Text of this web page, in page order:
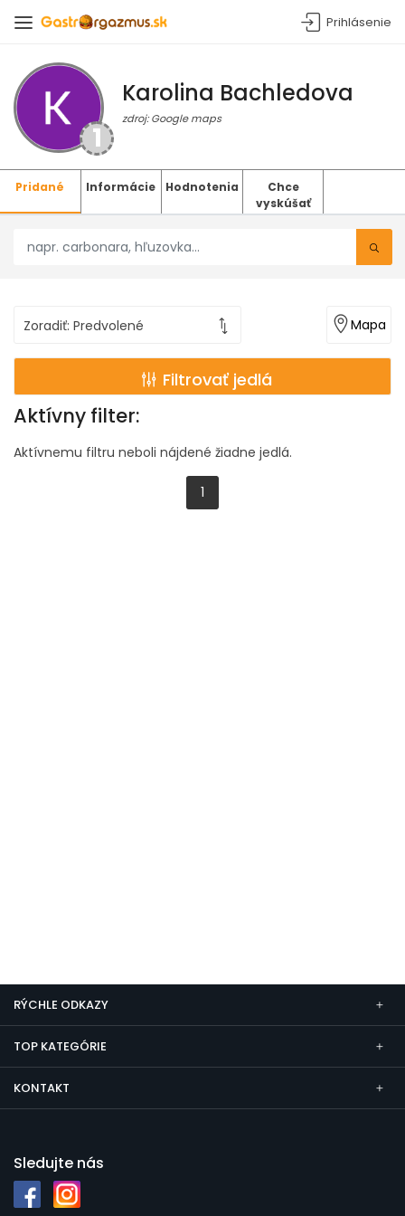
Prihlásenie
1
Karolina Bachledova
zdroj: Google maps
Pridané Informácie Hodnotenia
Chce
vyskúšať
Mapa
Filtrovať jedlá
Aktívny filter:
Aktívnemu filtru neboli nájdené žiadne jedlá.
1
RÝCHLE ODKAZY
TOP KATEGÓRIE
KONTAKT
Sledujte nás